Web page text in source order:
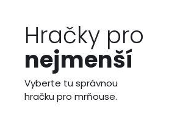
Hračky pro
nejmenší
Vyberte tu správnou
hračku pro mrňouse.